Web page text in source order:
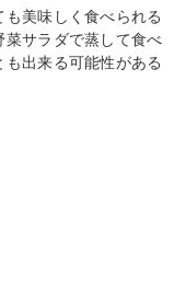
美味しく食べられる
サラダで蒸して食べ
出来る可能性がある